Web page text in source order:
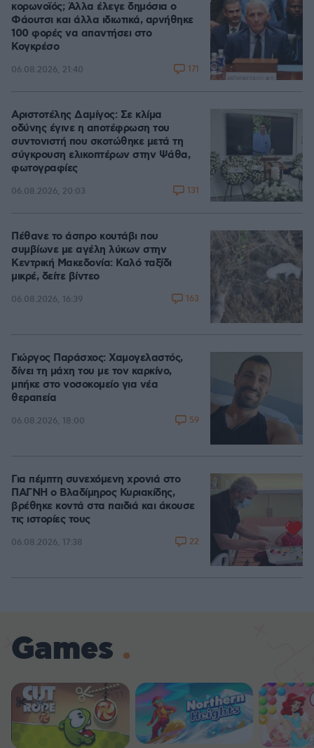
κορωνοϊός; Άλλα έλεγε δημόσια ο
Φάουτσι και άλλα ιδιωτικά, αρνήθηκε
100 φορές να απαντήσει στο
Κογκρέσο
06.08.2026, 21:40 171
Αριστοτέλης Δαμίγος: Σε κλίμα
οδύνης έγινε η αποτέφρωση του
συντονιστή που σκοτώθηκε μετά τη
σύγκρουση ελικοπτέρων στην Ψάθα,
φωτογραφίες
06.08.2026, 20:03 131
Πέθανε το άσπρο κουτάβι που
συμβίωνε με αγέλη λύκων στην
Κεντρική Μακεδονία: Καλό ταξίδι
μικρέ, δείτε βίντεο
06.08.2026, 16:39 163
Γιώργος Παράσχος: Χαμογελαστός,
δίνει τη μάχη του με τον καρκίνο,
μπήκε στο νοσοκομείο για νέα
θεραπεία
06.08.2026, 18:00 59
Για πέμπτη συνεχόμενη χρονιά στο
ΠΑΓΝΗ ο Βλαδίμηρος Κυριακίδης,
βρέθηκε κοντά στα παιδιά και άκουσε
τις ιστορίες τους
06.08.2026, 17:38 22
Games